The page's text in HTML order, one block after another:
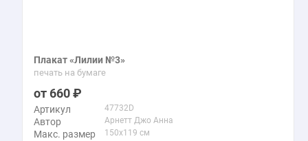
Плакат «Лилии №3»
печать на бумаге
660
Артикул 47732D
Автор Арнетт Джо Анна
Макс. размер 150x119 см